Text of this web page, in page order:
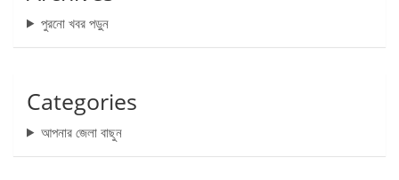
পুরনো খবর পড়ুন
Categories
আপনার জেলা বাছুন